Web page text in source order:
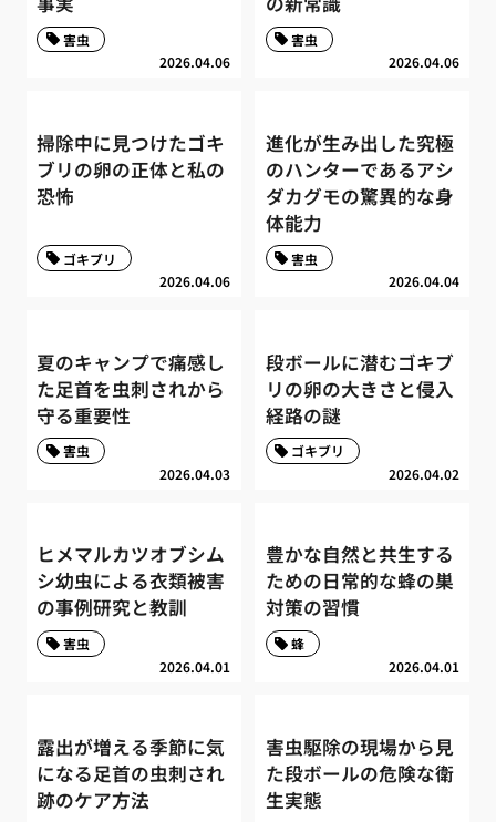
2026.04.06
害虫
2026.04.06
害虫
掃除中に見つけたゴキ
ブリの卵の正体と私の
恐怖
2026.04.06
ゴキブリ
進化が生み出した究極
のハンターであるアシ
ダカグモの驚異的な身
体能力
2026.04.04
害虫
夏のキャンプで痛感し
た足首を虫刺されから
守る重要性
2026.04.03
害虫
段ボールに潜むゴキブ
リの卵の大きさと侵入
経路の謎
2026.04.02
ゴキブリ
ヒメマルカツオブシム
シ幼虫による衣類被害
の事例研究と教訓
2026.04.01
害虫
豊かな自然と共生する
ための日常的な蜂の巣
対策の習慣
2026.04.01
蜂
露出が増える季節に気
になる足首の虫刺され
跡のケア方法
害虫駆除の現場から見
た段ボールの危険な衛
生実態